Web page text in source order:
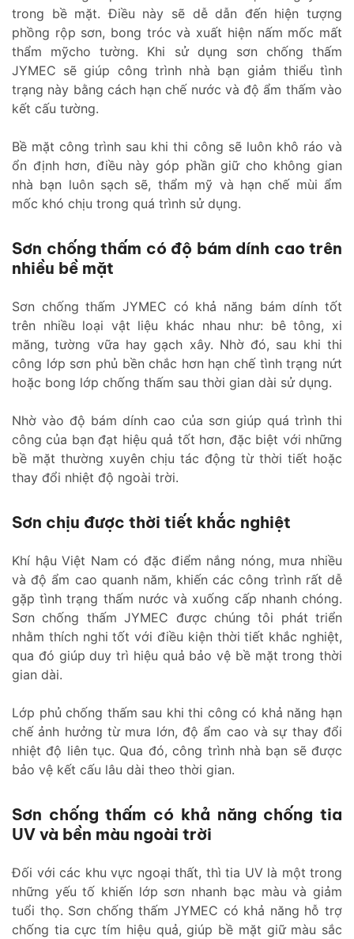
trong bề mặt. Điều này sẽ dễ dẫn đến hiện tượng
phồng rộp sơn, bong tróc và xuất hiện nấm mốc mất
thẩm mỹcho tường. Khi sử dụng sơn chống thấm
JYMEC sẽ giúp công trình nhà bạn giảm thiểu tình
trạng này bằng cách hạn chế nước và độ ẩm thấm vào
kết cấu tường.
Bề mặt công trình sau khi thi công sẽ luôn khô ráo và
ổn định hơn, điều này góp phần giữ cho không gian
nhà bạn luôn sạch sẽ, thẩm mỹ và hạn chế mùi ẩm
mốc khó chịu trong quá trình sử dụng.
Sơn chống thấm có độ bám dính cao trên
nhiều bề mặt
Sơn chống thấm JYMEC có khả năng bám dính tốt
trên nhiều loại vật liệu khác nhau như: bê tông, xi
măng, tường vữa hay gạch xây. Nhờ đó, sau khi thi
công lớp sơn phủ bền chắc hơn hạn chế tình trạng nứt
hoặc bong lớp chống thấm sau thời gian dài sử dụng.
Nhờ vào độ bám dính cao của sơn giúp quá trình thi
công của bạn đạt hiệu quả tốt hơn, đặc biệt với những
bề mặt thường xuyên chịu tác động từ thời tiết hoặc
thay đổi nhiệt độ ngoài trời.
Sơn chịu được thời tiết khắc nghiệt
Khí hậu Việt Nam có đặc điểm nắng nóng, mưa nhiều
và độ ẩm cao quanh năm, khiến các công trình rất dễ
gặp tình trạng thấm nước và xuống cấp nhanh chóng.
Sơn chống thấm JYMEC được chúng tôi phát triển
nhằm thích nghi tốt với điều kiện thời tiết khắc nghiệt,
qua đó giúp duy trì hiệu quả bảo vệ bề mặt trong thời
gian dài.
Lớp phủ chống thấm sau khi thi công có khả năng hạn
chế ảnh hưởng từ mưa lớn, độ ẩm cao và sự thay đổi
nhiệt độ liên tục. Qua đó, công trình nhà bạn sẽ được
bảo vệ kết cấu lâu dài theo thời gian.
Sơn chống thấm có khả năng chống tia
UV và bền màu ngoài trời
Đối với các khu vực ngoại thất, thì tia UV là một trong
những yếu tố khiến lớp sơn nhanh bạc màu và giảm
tuổi thọ. Sơn chống thấm JYMEC có khả năng hỗ trợ
chống tia cực tím hiệu quả, giúp bề mặt giữ màu sắc